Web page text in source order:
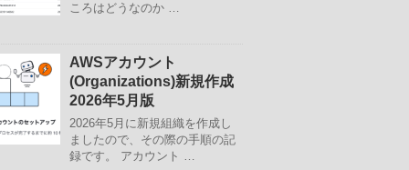
ころはどうなのか …
AWSアカウント
(Organizations)新規作成
2026年5月版
2026年5月に新規組織を作成し
ましたので、その際の手順の記
録です。 アカウント …